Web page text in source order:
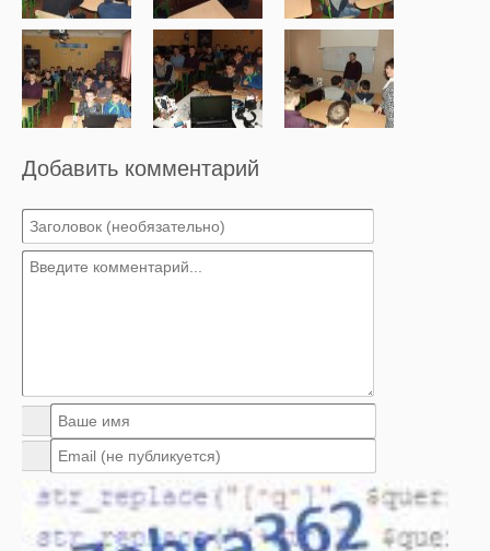
Добавить комментарий